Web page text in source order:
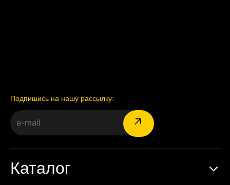
Подпишись на нашу рассылку:
Каталог